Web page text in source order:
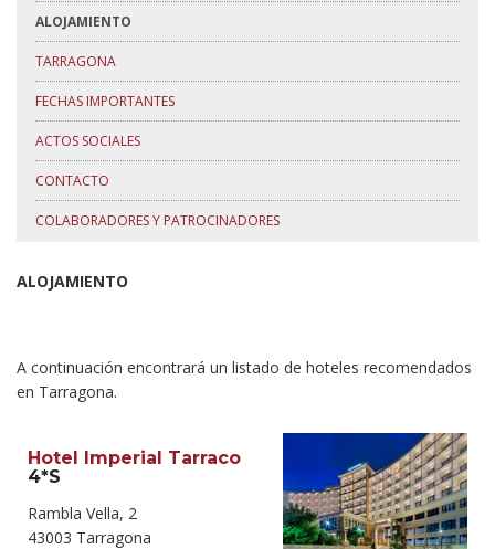
ALOJAMIENTO
TARRAGONA
FECHAS IMPORTANTES
ACTOS SOCIALES
CONTACTO
COLABORADORES Y PATROCINADORES
ALOJAMIENTO
A continuación encontrará un listado de hoteles recomendados
en Tarragona.
Hotel Imperial Tarraco
4*S
Rambla Vella, 2
43003 Tarragona